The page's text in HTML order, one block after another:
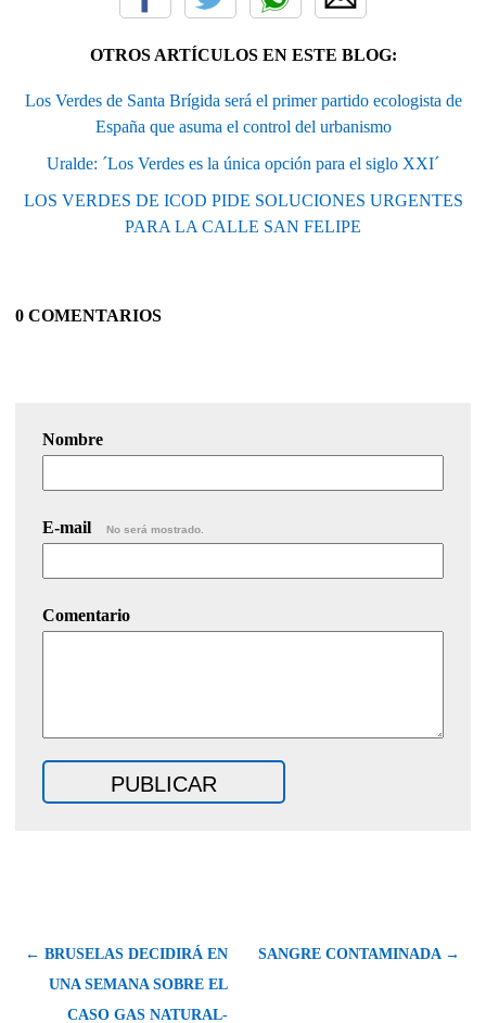
OTROS ARTÍCULOS EN ESTE BLOG:
Los Verdes de Santa Brígida será el primer partido ecologista de
España que asuma el control del urbanismo
Uralde: ´Los Verdes es la única opción para el siglo XXI´
LOS VERDES DE ICOD PIDE SOLUCIONES URGENTES
PARA LA CALLE SAN FELIPE
0 COMENTARIOS
Nombre
E-mail No será mostrado.
Comentario
← BRUSELAS DECIDIRÁ EN
UNA SEMANA SOBRE EL
CASO GAS NATURAL-
SANGRE CONTAMINADA →